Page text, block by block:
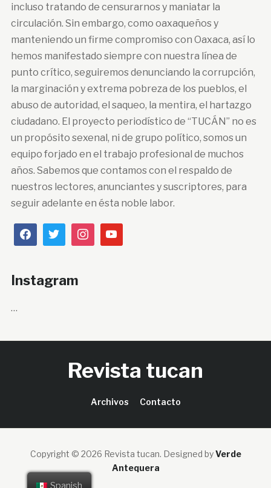
incluso tratando de censurarnos y maniatar la
circulación. Sin embargo, como oaxaqueños y
manteniendo un firme compromiso con Oaxaca, así lo
hemos manifestado siempre con nuestra línea de
punto crítico, seguiremos denunciando la corrupción,
la marginación y extrema pobreza de los pueblos, el
abuso de autoridad, el saqueo, la mentira, el hartazgo
ciudadano. El proyecto periodístico de “TUCÁN” no es
un propósito sexenal, ni de grupo político, somos un
equipo forjado en el trabajo profesional de muchos
años. Sabemos que contamos con el respaldo de
nuestros lectores, anunciantes y suscriptores, para
seguir adelante en ésta noble labor.
Instagram
…
Revista tucan
Archivos Contacto
Copyright © 2026 Revista tucan. Designed byVerde
Antequera
Spanish